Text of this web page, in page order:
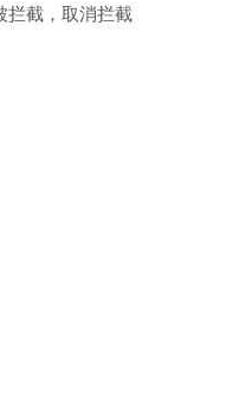
拦截，取消拦截